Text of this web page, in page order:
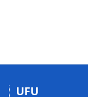
UFU